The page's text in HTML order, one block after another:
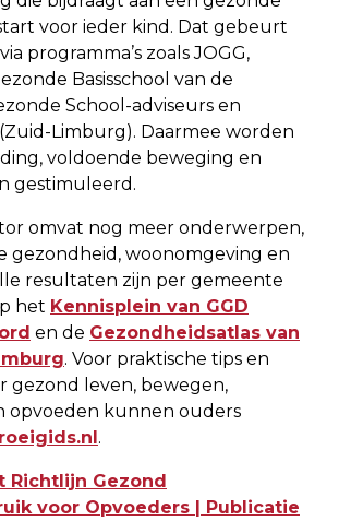
voor ieder kind. Dat gebeurt
programma’s zoals JOGG,
Basisschool van de
School-adviseurs en
Limburg). Daarmee worden
voldoende beweging en
gestimuleerd.
omvat nog meer onderwerpen,
gezondheid, woonomgeving en
resultaten zijn per gemeente
het Kennisplein van GGD
en de Gezondheidsatlas van
. Voor praktische tips en
gezond leven, bewegen,
opvoeden kunnen ouders
.
Richtlijn Gezond
voor Opvoeders | Publicatie